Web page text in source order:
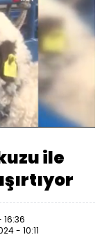
Oynatma
Hızı
ile
16:36
- 10:11